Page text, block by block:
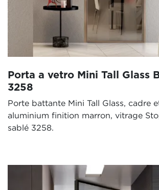
Porta a vetro Mini Tall Glass
3258
Porte battante Mini Tall Glass, cadre
aluminium finition marron, vitrage
sablé 3258.